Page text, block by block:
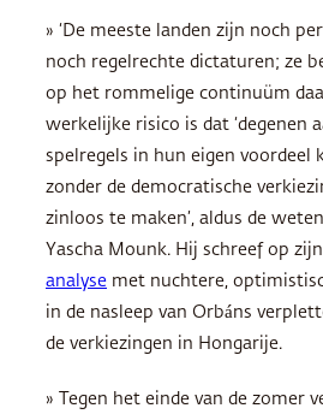
» ‘De meeste landen zijn noch
noch regelrechte dictaturen; ze
op het rommelige continuüm
werkelijke risico is dat ‘degenen
spelregels in hun eigen voordeel
zonder de democratische
zinloos te maken’, aldus de
Yascha Mounk. Hij schreef op
analyse met nuchtere,
in de nasleep van Orbáns
de verkiezingen in Hongarije.
» Tegen het einde van de zomer